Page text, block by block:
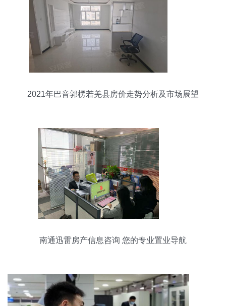
2021年巴音郭楞若羌县房价走势分析及市场展望
南通迅雷房产信息咨询 您的专业置业导航